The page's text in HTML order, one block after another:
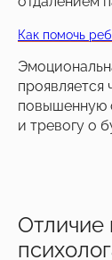
Как помочь
проявляется
повышенную
и тревогу о
Отличие